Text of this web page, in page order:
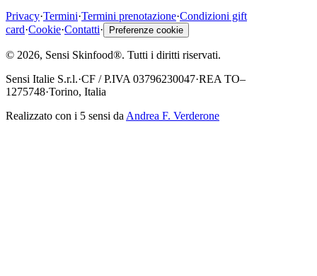
Privacy·Termini·Termini prenotazione·Condizioni gift
card·Cookie·Contatti· Preferenze cookie
© 2026, Sensi Skinfood®. Tutti i diritti riservati.
Sensi Italie S.r.l.·CF / P.IVA 03796230047·REA TO–
1275748·Torino, Italia
Realizzato con i 5 sensi da Andrea F. Verderone